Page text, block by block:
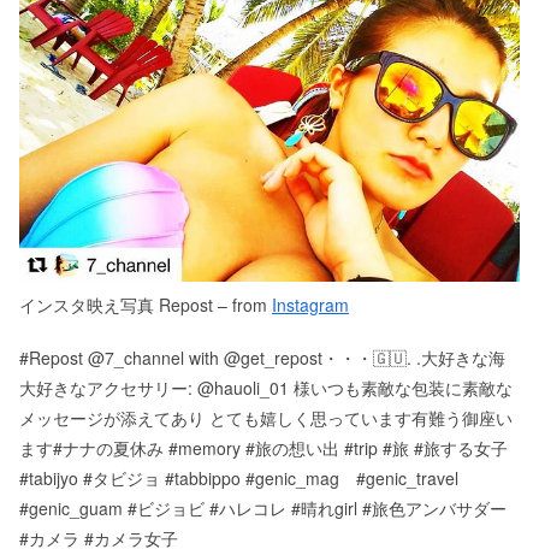
インスタ映え写真 Repost – from Instagram
#Repost @7_channel with @get_repost・・・🇬🇺. .大好きな海
大好きなアクセサリー: @hauoli_01 様いつも素敵な包装に素敵な
メッセージが添えてあり とても嬉しく思っています有難う御座い
ます#ナナの夏休み #memory #旅の想い出 #trip #旅 #旅する女子
#tabijyo #タビジョ #tabbippo #genic_mag #genic_travel
#genic_guam #ビジョビ #ハレコレ #晴れgirl #旅色アンバサダー
#カメラ #カメラ女子